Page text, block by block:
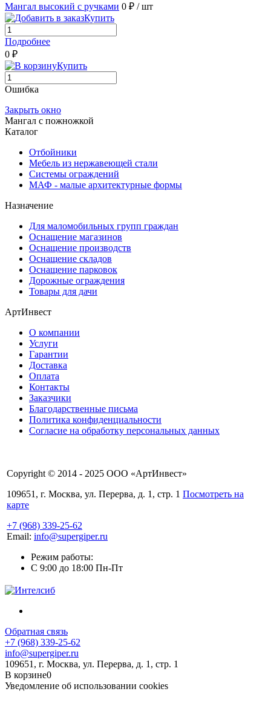
Мангал высокий с ручками 0 ₽ / шт
Купить
Подробнее
0 ₽
Купить
Ошибка
Закрыть окно
Мангал с пожножкой
Каталог
Отбойники
Мебель из нержавеющей стали
Системы ограждений
МАФ - малые архитектурные формы
Назначение
Для маломобильных групп граждан
Оснащение магазинов
Оснащение производств
Оснащение складов
Оснащение парковок
Дорожные ограждения
Товары для дачи
АртИнвест
О компании
Услуги
Гарантии
Доставка
Оплата
Контакты
Заказчики
Благодарственные письма
Политика конфиденциальности
Согласие на обработку персональных данных
Copyright © 2014 - 2025 ООО «АртИнвест»
109651, г. Москва, ул. Перерва, д. 1, стр. 1 Посмотреть на
карте
+7 (968) 339-25-62
Email: info@supergiper.ru
Режим работы:
C 9:00 до 18:00 Пн-Пт
Обратная связь
+7 (968) 339-25-62
info@supergiper.ru
109651, г. Москва, ул. Перерва, д. 1, стр. 1
В корзине0
Уведомление об использовании cookies